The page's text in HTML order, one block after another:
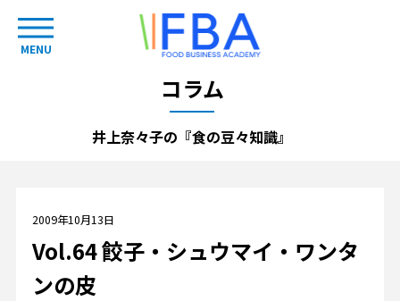
MENU
コラム
井上奈々子の『食の豆々知識』
2009年10月13日
Vol.64 餃子・シュウマイ・ワンタ
ンの皮